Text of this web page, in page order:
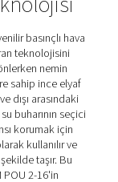
kullanım noktası